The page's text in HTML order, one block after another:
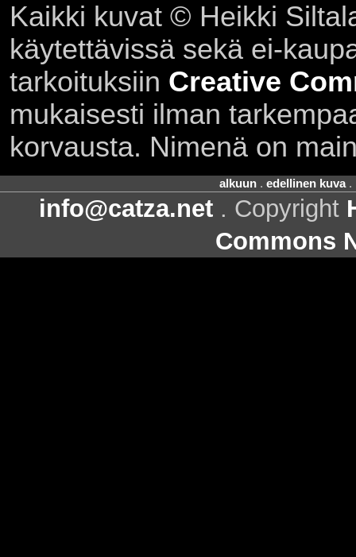
Kaikki kuvat © Heikki
käytettävissä sekä ei-
tarkoituksiin Creative
mukaisesti ilman
korvausta. Nimenä on
alkuun. edellinen kuva.
info@catza.net . Copyright
Commons